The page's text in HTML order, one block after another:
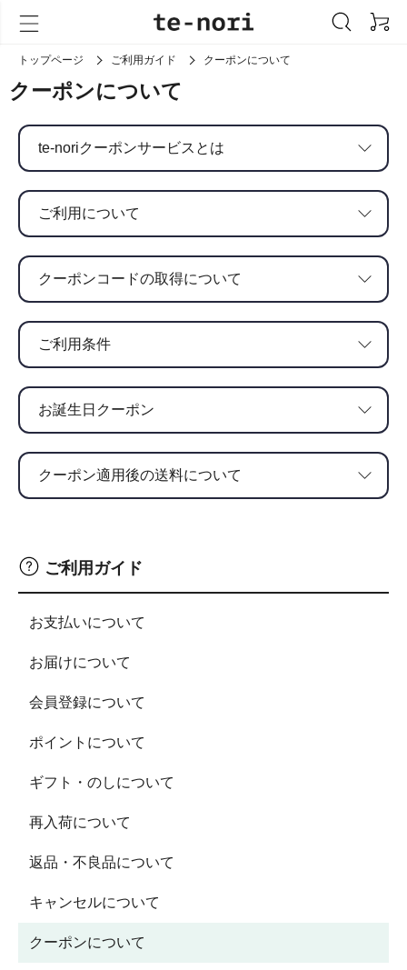
トップページ ご利用ガイド クーポンについて
ご利用ガイド
お支払いについて
お届けについて
会員登録について
ポイントについて
ギフト・のしについて
再入荷について
返品・不良品について
キャンセルについて
クーポンについて
クーポンについて
te-noriクーポンサービスとは
te-noriクーポンサービスは、te-noriが独自に発行
するクーポンを、te-nori通販でのご購入時に、ご
利用いただけるサービスです。
ご利用について
te-noriクーポンは、te-nori通販でのご購入時にの
「ご注文情報入力」画面の「オプション」で、クー
ポンコードを入力もしくはクーポンを選択してくだ
さい。ご注文完了後の、クーポンのご利用はできま
せん。
クーポンコードの取得について
te-noriサイト内や、メールマガジン、チラシなど
で、クーポンコードを取得していただきます。
ご利用条件
有効期限や、ご利用可能回数、ご利用条件は、クー
ポンごとに異なります。クーポン発行時のご案内
を、必ずご確認ください。
お誕生日クーポン
te-noriオンラインショップに会員登録いただいた
皆さま全員に、お誕生日クーポンをプレゼントいた
します。お誕生日クーポンは、お誕生日月いっぱい
ご利用いただけます。
毎月月末までに会員登録が完了している会員の
皆さまを対象に、翌月1日にお誕生日クーポンが
クーポンが届くのは次の年のお誕生日からとな
ります。
ただけます。
お誕生日クーポンは、メールでお届けしており
ます。毎月1日の12:00～17:00頃を目安に配信
しておりますが、都合により2～3日前後する場
合がございます。何卒ご了承くださいませ。
クーポン適用後の送料について
クーポンをご利用いただく場合、クーポン適用前の
合計金額が税込8,800円以上であっても、適用後の
いただき、ご注意くださいますようお願い申し上げ
ます。
なお、ポイント利用の場合は、上記の条件であって
も送料は発生いたしません。